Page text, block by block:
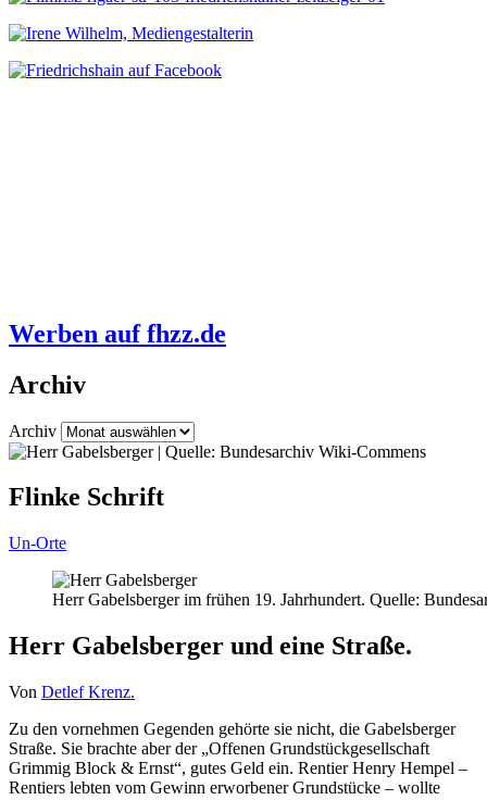
Werben auf fhzz.de
Archiv
Archiv
Flinke Schrift
Un-Orte
Herr Gabelsberger im frühen 19. Jahrhundert. Quelle:
Herr Gabelsberger und eine Straße.
Von Detlef Krenz.
Zu den vornehmen Gegenden gehörte sie nicht, die Gabelsberger
Straße. Sie brachte aber der „Offenen Grundstückgesellschaft
Grimmig Block & Ernst“, gutes Geld ein. Rentier Henry Hempel –
Rentiers lebten vom Gewinn erworbener Grundstücke – wollte